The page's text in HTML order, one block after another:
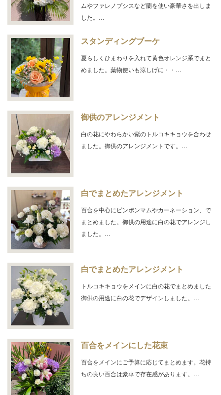
ムやファレノプシスなど蘭を使い豪華さを出しま
した。…
スタンディングブーケ
夏らしくひまわりを入れて黄色オレンジ系でまと
めました。葉物使いも涼しげに・・…
御供のアレンジメント
白の花にやわらかい紫のトルコキキョウを合わせ
ました。御供のアレンジメントです。…
白でまとめたアレンジメント
百合を中心にピンポンマムやカーネーション、で
まとめました。御供の用途に白の花でアレンジし
ました。…
白でまとめたアレンジメント
トルコキキョウをメインに白の花でまとめました
御供の用途に白の花でデザインしました。…
百合をメインにした花束
百合をメインにご予算に応じてまとめます。花持
ちの良い百合は豪華で存在感があります。…